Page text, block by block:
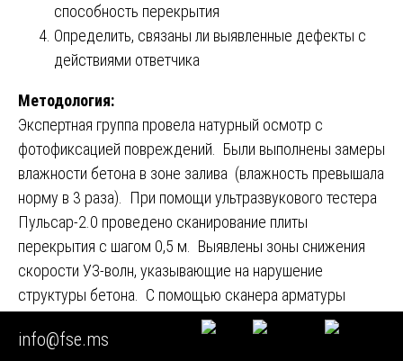
способность перекрытия
Определить, связаны ли выявленные дефекты с
действиями ответчика
Методология:
Экспертная группа провела натурный осмотр с
фотофиксацией повреждений. Были выполнены замеры
влажности бетона в зоне залива (влажность превышала
норму в 3 раза). При помощи ультразвукового тестера
Пульсар-2.0 проведено сканирование плиты
перекрытия с шагом 0,5 м. Выявлены зоны снижения
скорости УЗ-волн, указывающие на нарушение
структуры бетона. С помощью сканера арматуры
ИЗС-10Н проверено состояние арматуры — в зоне
залива зафиксировано снижение толщины защитного
info@fse.ms